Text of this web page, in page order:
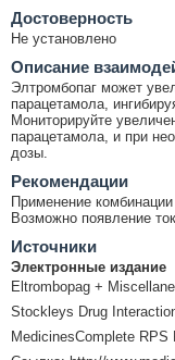
Достоверность
Не установлено
Описание
Элтромбопаг может
парацетамола,
Мониторируйте
парацетамола, и при
дозы.
Рекомендации
Применение
Возможно появление
Источники
Электронные издание
Eltrombopag +
Stockleys Drug
MedicinesComplete RPS